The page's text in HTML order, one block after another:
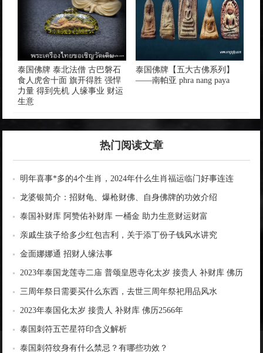
泰国佛牌 泰北法僧 古巴磐石
食人虎舍十面 旗开得胜 强悍
力量 得到先机 人缘事业 财运
生意
泰国佛牌【五大古佛系列】
——南帕亚 phra nang paya
热门阅读文章
明年喜事*多的4个生肖，2024年什么生肖福运临门好事连连
龙婆银简介：招财龟、爆枪财佛、自身佛牌的功效介绍
泰国补财库 阿赞佑补财库 一桶金 助力生意财运财富
亲戚生孩子给多少红包吉利，关于添丁份子钱风水讲究
金面娜娜通 招财人缘法事
2023年泰国龙莲寺二庙 普颂皇恩寺化太岁 接贵人 补财库 佛历
2566年
三周年祭日需要买什么东西，去世三周年祭祀用品风水
2023年泰国化太岁 接贵人 补财库 佛历2566年
泰国刺符五芒星符印含义解析
泰国刺符纹身有什么禁忌？有哪些功效？